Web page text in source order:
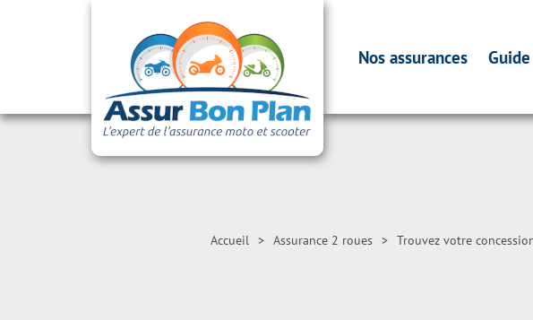
Nos assurances
Accueil > Assurance 2 roues > Trouvez votre